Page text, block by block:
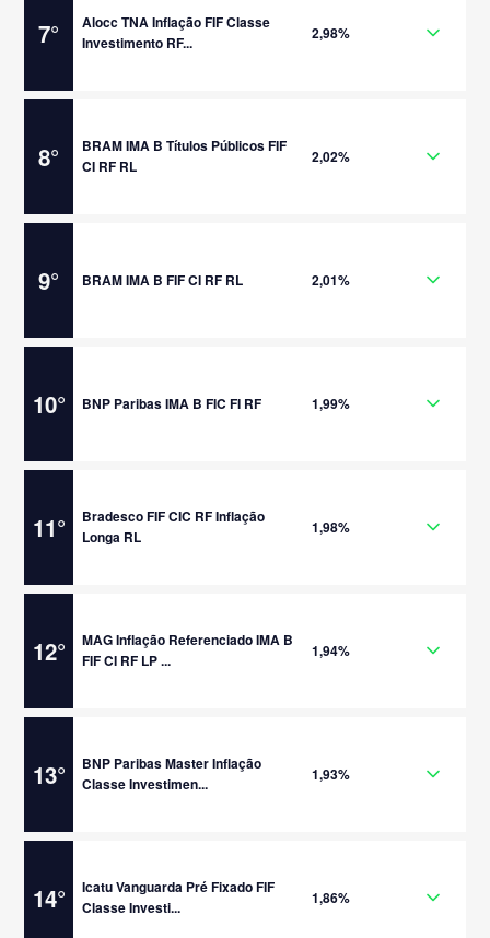
7°
Alocc TNA Inflação FIF Classe
Investimento RF...
2,98%
8°
BRAM IMA B Títulos Públicos FIF
CI RF RL
2,02%
9° BRAM IMA B FIF CI RF RL 2,01%
10° BNP Paribas IMA B FIC FI RF 1,99%
11°
Bradesco FIF CIC RF Inflação
Longa RL
1,98%
12°
MAG Inflação Referenciado IMA B
FIF CI RF LP ...
1,94%
13°
BNP Paribas Master Inflação
Classe Investimen...
1,93%
14°
Icatu Vanguarda Pré Fixado FIF
Classe Investi...
1,86%